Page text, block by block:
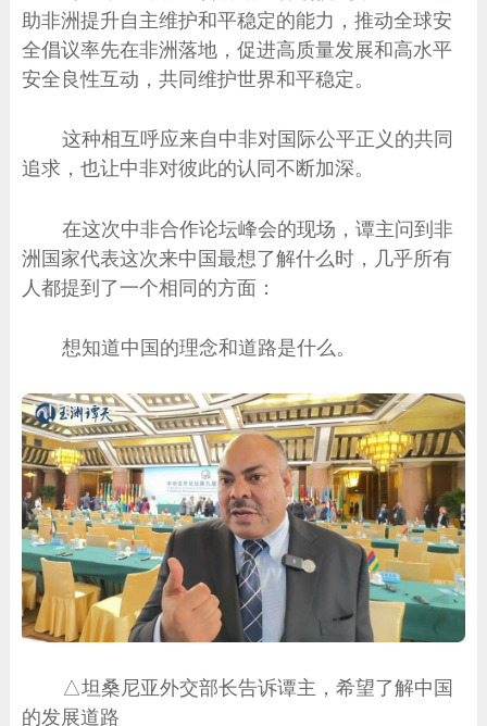
助非洲提升自主维护和平稳定的能力，推动全球安
全倡议率先在非洲落地，促进高质量发展和高水平
安全良性互动，共同维护世界和平稳定。
这种相互呼应来自中非对国际公平正义的共同
追求，也让中非对彼此的认同不断加深。
在这次中非合作论坛峰会的现场，谭主问到非
洲国家代表这次来中国最想了解什么时，几乎所有
人都提到了一个相同的方面：
想知道中国的理念和道路是什么。
△坦桑尼亚外交部长告诉谭主，希望了解中国
的发展道路